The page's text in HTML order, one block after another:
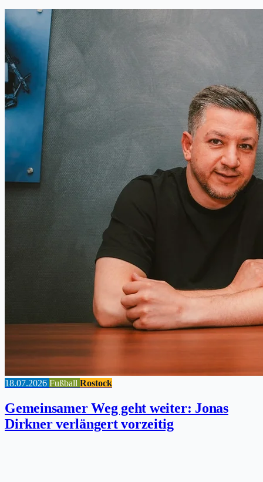
18.07.2026 Fußball Rostock
Gemeinsamer Weg geht weiter: Jonas
Dirkner verlängert vorzeitig